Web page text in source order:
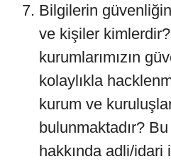
Bilgilerin
ve kişiler
kurumlarımızın
kolaylıkla
kurum ve
bulunmaktadır?
hakkında adli/idari